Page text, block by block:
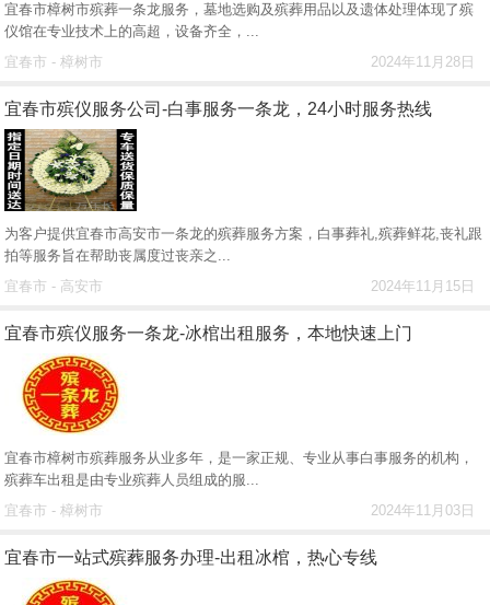
宜春市樟树市殡葬一条龙服务，墓地选购及殡葬用品以及遗体处理体现了殡
仪馆在专业技术上的高超，设备齐全，...
2024年11月28日
宜春市 - 樟树市
宜春市殡仪服务公司-白事服务一条龙，24小时服务热线
为客户提供宜春市高安市一条龙的殡葬服务方案，白事葬礼,殡葬鲜花,丧礼跟
拍等服务旨在帮助丧属度过丧亲之...
2024年11月15日
宜春市 - 高安市
宜春市殡仪服务一条龙-冰棺出租服务，本地快速上门
宜春市樟树市殡葬服务从业多年，是一家正规、专业从事白事服务的机构，
殡葬车出租是由专业殡葬人员组成的服...
2024年11月03日
宜春市 - 樟树市
宜春市一站式殡葬服务办理-出租冰棺，热心专线